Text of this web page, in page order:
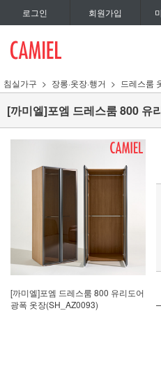
로그인 회원가입
침실가구 장롱·옷장·행거 드레스룸
[까미엘]포엠 드레스룸 800 유
[까미엘]포엠 드레스룸 800 유리도어
광폭 옷장(SH_AZ0093)